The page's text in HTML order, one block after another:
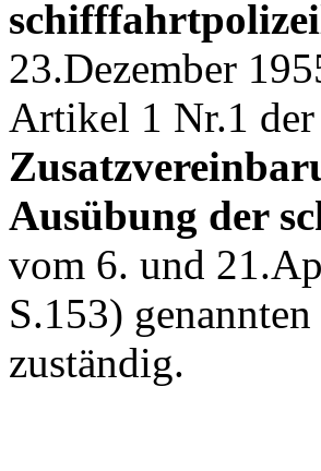
23.Dezember
Artikel 1 Nr.1
Ausübung der
vom 6. und
S.153)
zuständig.